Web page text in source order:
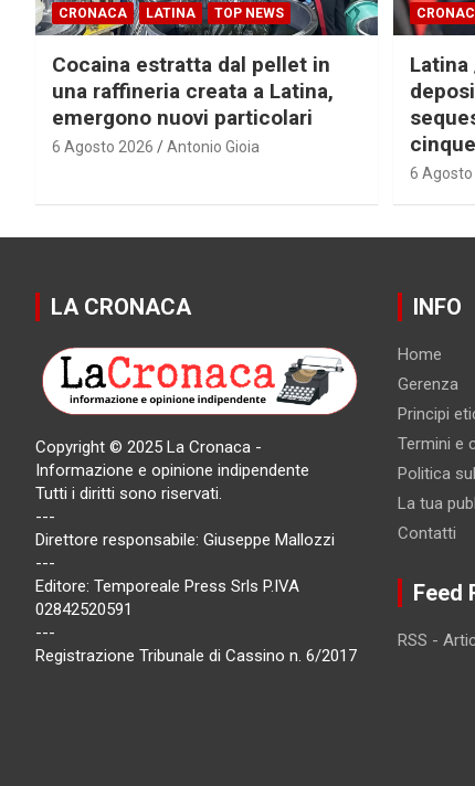
CRONACA LATINA TOP NEWS
Cocaina estratta dal pellet in
una raffineria creata a Latina,
emergono nuovi particolari
6 Agosto 2026 Antonio Gioia
6 Agosto
LA CRONACA
Copyright © 2025 La Cronaca -
Informazione e opinione indipendente
Tutti i diritti sono riservati.
---
Direttore responsabile: Giuseppe Mallozzi
---
Editore: Temporeale Press Srls P.IVA
02842520591
---
Registrazione Tribunale di Cassino n. 6/2017
INFO
Home
Gerenza
Principi
Termini e
Politica
La tua
Contatti
Feed
RSS -